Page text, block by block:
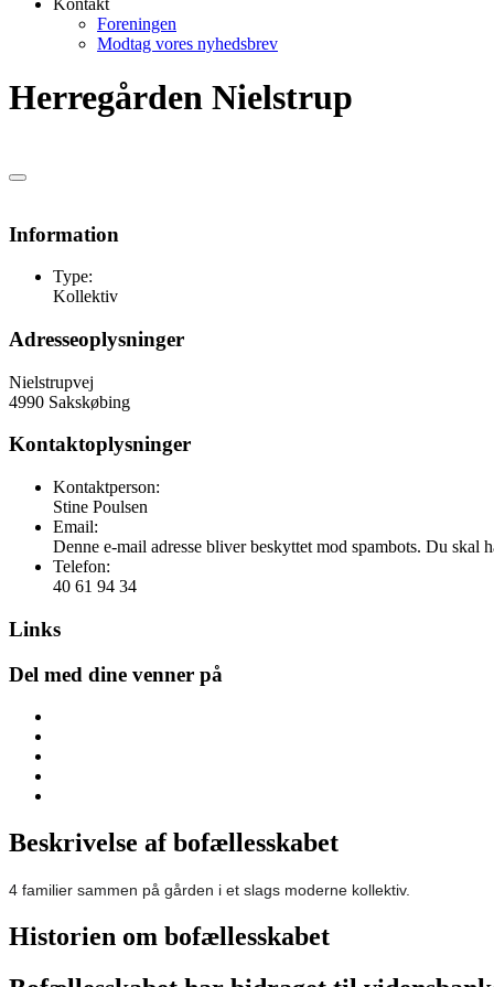
Kontakt
Foreningen
Modtag vores nyhedsbrev
Herregården Nielstrup
Information
Type:
Kollektiv
Adresseoplysninger
Nielstrupvej
4990 Sakskøbing
Kontaktoplysninger
Kontaktperson:
Stine Poulsen
Email:
Denne e-mail adresse bliver beskyttet mod spambots. Du skal
Telefon:
40 61 94 34
Links
Del med dine venner på
Beskrivelse af bofællesskabet
4 familier sammen på gården i et slags moderne kollektiv.
Historien om bofællesskabet